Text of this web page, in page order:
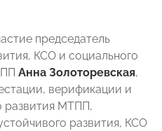
председатель
КСО и социального
Анна Золоторевская,
верификации и
развития МТПП,
развития, КСО